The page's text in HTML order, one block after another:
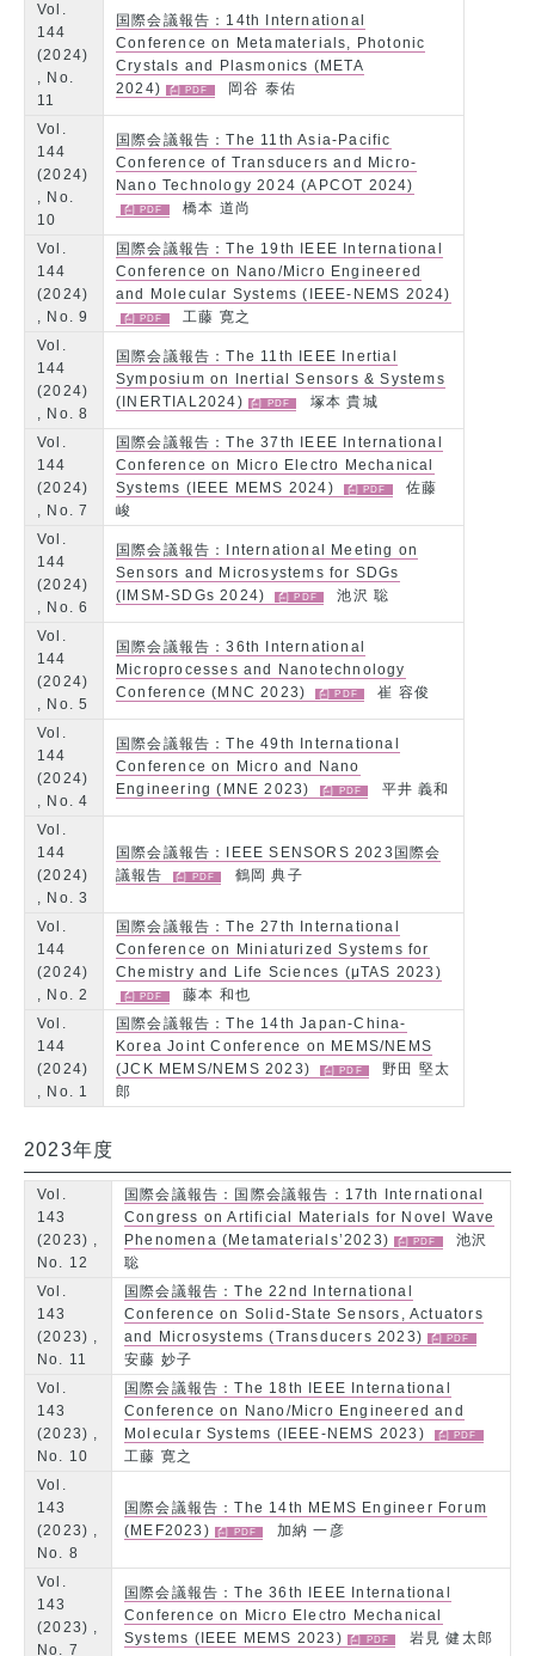
Vol.
144
(2024)
, No.
11
国際会議報告：14th International
Conference on Metamaterials, Photonic
Crystals and Plasmonics (META
2024)
岡谷 泰佑
Vol.
144
(2024)
, No.
10
国際会議報告：The 11th Asia-Pacific
Conference of Transducers and Micro-
Nano Technology 2024 (APCOT 2024)
橋本 道尚
Vol.
144
(2024)
, No. 9
国際会議報告：The 19th IEEE International
Conference on Nano/Micro Engineered
and Molecular Systems (IEEE-NEMS 2024)
工藤 寛之
Vol.
144
(2024)
, No. 8
国際会議報告：The 11th IEEE Inertial
Symposium on Inertial Sensors & Systems
(INERTIAL2024)
塚本 貴城
Vol.
144
(2024)
, No. 7
国際会議報告：The 37th IEEE International
Conference on Micro Electro Mechanical
Systems (IEEE MEMS 2024)
佐藤
峻
Vol.
144
(2024)
, No. 6
国際会議報告：International Meeting on
Sensors and Microsystems for SDGs
(IMSM-SDGs 2024)
池沢 聡
Vol.
144
(2024)
, No. 5
国際会議報告：36th International
Microprocesses and Nanotechnology
Conference (MNC 2023)
崔 容俊
Vol.
144
(2024)
, No. 4
国際会議報告：The 49th International
Conference on Micro and Nano
Engineering (MNE 2023)
平井 義和
Vol.
144
(2024)
, No. 3
国際会議報告：IEEE SENSORS 2023国際会
議報告
鶴岡 典子
Vol.
144
(2024)
, No. 2
国際会議報告：The 27th International
Conference on Miniaturized Systems for
Chemistry and Life Sciences (μTAS 2023)
藤本 和也
Vol.
144
(2024)
, No. 1
国際会議報告：The 14th Japan-China-
Korea Joint Conference on MEMS/NEMS
(JCK MEMS/NEMS 2023)
野田 堅太
郎
2023年度
Vol.
143
(2023) ,
No. 12
国際会議報告：国際会議報告：17th International
Congress on Artificial Materials for Novel Wave
Phenomena (Metamaterials’2023)
池沢
聡
Vol.
143
(2023) ,
No. 11
国際会議報告：The 22nd International
Conference on Solid-State Sensors, Actuators
and Microsystems (Transducers 2023)
安藤 妙子
Vol.
143
(2023) ,
No. 10
国際会議報告：The 18th IEEE International
Conference on Nano/Micro Engineered and
Molecular Systems (IEEE-NEMS 2023)
工藤 寛之
Vol.
143
(2023) ,
No. 8
国際会議報告：The 14th MEMS Engineer Forum
(MEF2023)
加納 一彦
Vol.
143
(2023) ,
No. 7
国際会議報告：The 36th IEEE International
Conference on Micro Electro Mechanical
Systems (IEEE MEMS 2023)
岩見 健太郎